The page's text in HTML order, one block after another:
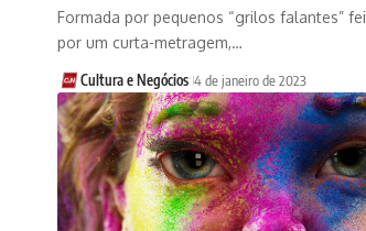
Formada por pequenos “grilos falantes”
por um curta-metragem,…
Cultura e Negócios 4 de janeiro de 2023